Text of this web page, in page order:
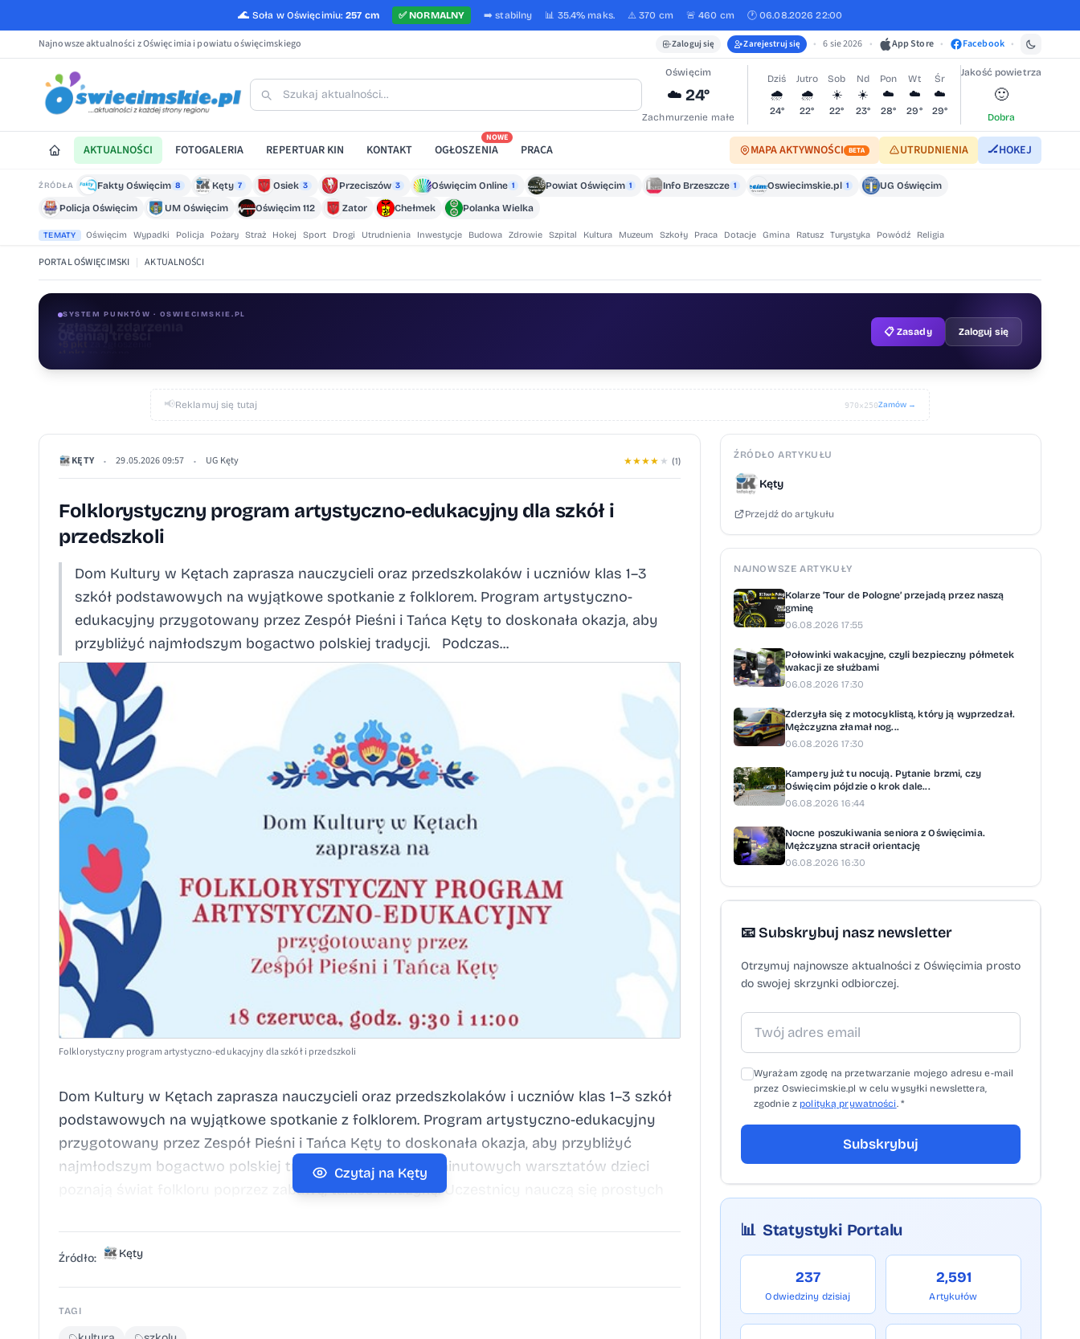
🌊 Soła w Oświęcimiu: 257 cm ✅NORMALNY ➡️stabilny 📊 35.4% maks. ⚠️ 370 cm 🚨 460 cm 🕐 06.08.2026 22:00
Najnowsze aktualności z Oświęcimia i powiatu oświęcimskiego Zaloguj się Zarejestruj się • 6 sie 2026 • App Store • Facebook •
Oświęcim
☁️ 24°
Zachmurzenie małe
Dziś
🌧️
24°
Jutro
🌧️
22°
Sob
☀️
22°
Nd
☀️
23°
Pon
☁️
28°
Wt
☁️
29°
Śr
☁️
29°
Jakość powietrza
🙂
Dobra
AKTUALNOŚCI FOTOGALERIA REPERTUAR KIN KONTAKT OGŁOSZENIA
NOWE
PRACA MAPA AKTYWNOŚCI BETA UTRUDNIENIA 🏒HOKEJ
ŹRÓDŁA Fakty Oświęcim 8 Kęty 7 Osiek 3 Przeciszów 3 Oświęcim Online 1 Powiat Oświęcim 1 Info Brzeszcze 1 Oswiecimskie.pl 1
UG Oświęcim
Policja Oświęcim
UM Oświęcim Oświęcim 112 Zator Chełmek Polanka Wielka
TEMATY Oświęcim Wypadki Policja Pożary Straż Hokej Sport Drogi Utrudnienia Inwestycje Budowa Zdrowie Szpital Kultura Muzeum Szkoły Praca Dotacje Gmina Ratusz Turystyka Powódź Religia
PORTAL OŚWIĘCIMSKI | AKTUALNOŚCI
SYSTEM PUNKTÓW · OSWIECIMSKIE.PL
Oceniaj treści 📋 Zasady Zaloguj się
📢Reklamuj się tutaj 970×250Zamów →
KĘTY • 29.05.2026 09:57 • UG Kęty ★★★★ ★ (1)
Folklorystyczny program artystyczno-edukacyjny dla szkół i
przedszkoli
Dom Kultury w Kętach zaprasza nauczycieli oraz przedszkolaków i uczniów klas 1–3
szkół podstawowych na wyjątkowe spotkanie z folklorem. Program artystyczno-
edukacyjny przygotowany przez Zespół Pieśni i Tańca Kęty to doskonała okazja, aby
przybliżyć najmłodszym bogactwo polskiej tradycji. Podczas...
Folklorystyczny program artystyczno-edukacyjny dla szkół i przedszkoli
Dom Kultury w Kętach zaprasza nauczycieli oraz przedszkolaków i uczniów klas 1–3 szkół
podstawowych na wyjątkowe spotkanie z folklorem. Program artystyczno-edukacyjny
przygotowany przez Zespół Pieśni i Tańca Kęty to doskonała okazja, aby przybliżyć
najmłodszym bogactwo polskiej tradycji. Podczas 45-minutowych warsztatów dzieci
poznają świat folkloru poprzez zabawę, taniec i muzykę. Uczestnicy nauczą się prostych
strojów i instrumentów ludowych z Małopolski i Beskidu Żywieckiego. Termin: 18 czerwca
Godziny do wyboru: 9:30 oraz 11:00 Miejsce: Sala widowiskowa Domu Kultury w Kętach
Cena biletu: 10 zł od osoby Zapraszamy do kontaktu w celu dokonania rezerwacji
grupowej pod numerem telefonu 33 844 86 77. DK Kęty
Czytaj na Kęty
Źródło: Kęty
TAGI
ŹRÓDŁO ARTYKUŁU
Kęty
Przejdź do artykułu
NAJNOWSZE ARTYKUŁY
Kolarze ‘Tour de Pologne’ przejadą przez naszą
gminę
06.08.2026 17:55
Połowinki wakacyjne, czyli bezpieczny półmetek
wakacji ze służbami
06.08.2026 17:30
Zderzyła się z motocyklistą, który ją wyprzedzał.
Mężczyzna złamał nog...
06.08.2026 17:30
Kampery już tu nocują. Pytanie brzmi, czy
Oświęcim pójdzie o krok dale...
06.08.2026 16:44
Nocne poszukiwania seniora z Oświęcimia.
Mężczyzna stracił orientację
06.08.2026 16:30
📧 Subskrybuj nasz newsletter
Otrzymuj najnowsze aktualności z Oświęcimia prosto
do swojej skrzynki odbiorczej.
Wyrażam zgodę na przetwarzanie mojego adresu e-mail
przez Oswiecimskie.pl w celu wysyłki newslettera,
zgodnie z polityką prywatności. *
Subskrybuj
📊 Statystyki Portalu
237
Odwiedziny dzisiaj
2,591
Artykułów